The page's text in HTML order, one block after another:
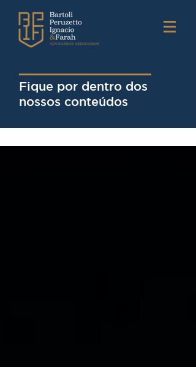
Fique por dentro dos
nossos conteúdos